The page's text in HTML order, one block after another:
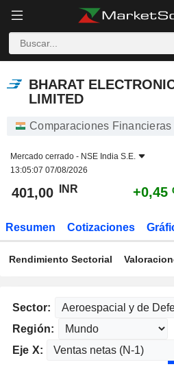
BHARAT
LIMITED
Comparaciones
Mercado cerrado - NSE India S.E.
13:05:07 07/08/2026
401,00 INR +0,45
Resumen Cotizaciones
Rendimiento Sectorial
Sector:
Región:
Eje X: